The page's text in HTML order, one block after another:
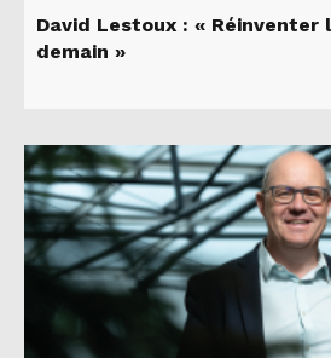
David Lestoux : « Réinventer
demain »